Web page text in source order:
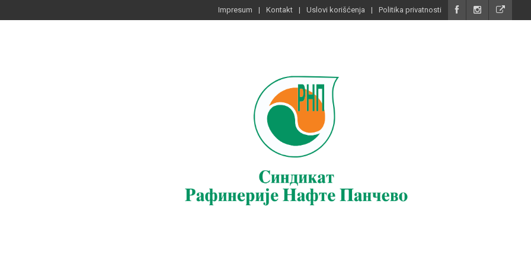
Impresum Kontakt Uslovi korišćenja Politika privatnosti